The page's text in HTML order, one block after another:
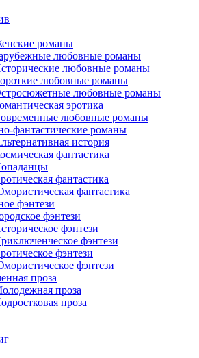
романы
любовные романы
любовные романы
любовные романы
любовные романы
эротика
любовные романы
фантастические романы
история
фантастика
фантастика
фантастика
фэнтези
фэнтези
фэнтези
фэнтези
фэнтези
фэнтези
проза
проза
проза